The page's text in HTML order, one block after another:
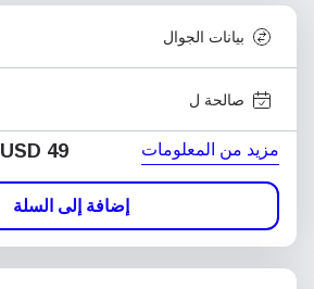
بيانات الجوال
صالحة ل
مزيد من المعلومات USD 49
إضافة إلى السلة